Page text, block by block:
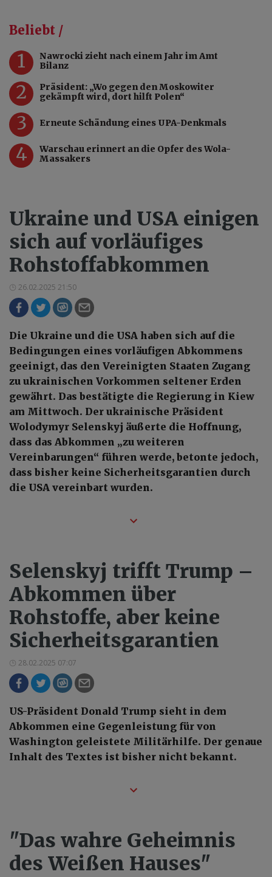
Beliebt /
1
Nawrocki zieht nach einem Jahr im Amt
Bilanz
2
Präsident: „Wo gegen den Moskowiter
gekämpft wird, dort hilft Polen“
3 Erneute Schändung eines UPA-Denkmals
4
Warschau erinnert an die Opfer des Wola-
Massakers
Ukraine und USA einigen
sich auf vorläufiges
Rohstoffabkommen
26.02.2025 21:50
Die Ukraine und die USA haben sich auf die
Bedingungen eines vorläufigen Abkommens
geeinigt, das den Vereinigten Staaten Zugang
zu ukrainischen Vorkommen seltener Erden
gewährt. Das bestätigte die Regierung in Kiew
am Mittwoch. Der ukrainische Präsident
Wolodymyr Selenskyj äußerte die Hoffnung,
dass das Abkommen „zu weiteren
Vereinbarungen“ führen werde, betonte jedoch,
dass bisher keine Sicherheitsgarantien durch
die USA vereinbart wurden.
Selenskyj trifft Trump –
Abkommen über
Rohstoffe, aber keine
Sicherheitsgarantien
28.02.2025 07:07
US-Präsident Donald Trump sieht in dem
Abkommen eine Gegenleistung für von
Washington geleistete Militärhilfe. Der genaue
Inhalt des Textes ist bisher nicht bekannt.
"Das wahre Geheimnis
des Weißen Hauses"